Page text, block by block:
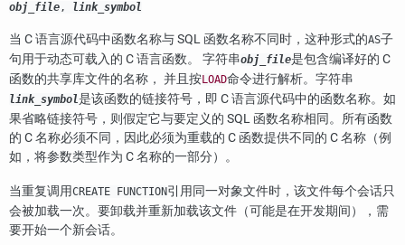
obj_file, link_symbol
当 C 语言源代码中函数名称与 SQL 函数名称不同时，这种形式的AS子
句用于动态可载入的 C 语言函数。 字符串obj_file是包含编译好的 C
函数的共享库文件的名称， 并且按LOAD命令进行解析。字符串
link_symbol是该函数的链接符号，即 C 语言源代码中的函数名称。如
果省略链接符号，则假定它与要定义的 SQL 函数名称相同。所有函数
的 C 名称必须不同，因此必须为重载的 C 函数提供不同的 C 名称（例
如，将参数类型作为 C 名称的一部分）。
当重复调用CREATE FUNCTION引用同一对象文件时，该文件每个会话只
会被加载一次。要卸载并重新加载该文件（可能是在开发期间），需
要开始一个新会话。